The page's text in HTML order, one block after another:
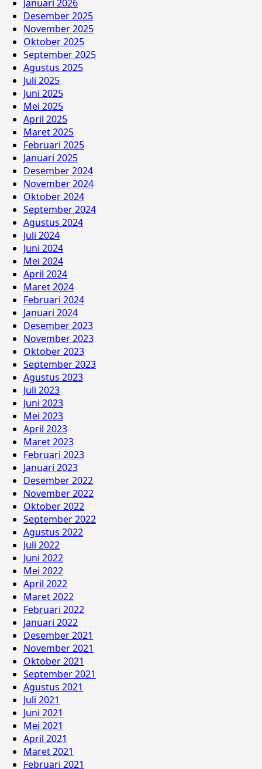
Januari 2026
Desember 2025
November 2025
Oktober 2025
September 2025
Agustus 2025
Juli 2025
Juni 2025
Mei 2025
April 2025
Maret 2025
Februari 2025
Januari 2025
Desember 2024
November 2024
Oktober 2024
September 2024
Agustus 2024
Juli 2024
Juni 2024
Mei 2024
April 2024
Maret 2024
Februari 2024
Januari 2024
Desember 2023
November 2023
Oktober 2023
September 2023
Agustus 2023
Juli 2023
Juni 2023
Mei 2023
April 2023
Maret 2023
Februari 2023
Januari 2023
Desember 2022
November 2022
Oktober 2022
September 2022
Agustus 2022
Juli 2022
Juni 2022
Mei 2022
April 2022
Maret 2022
Februari 2022
Januari 2022
Desember 2021
November 2021
Oktober 2021
September 2021
Agustus 2021
Juli 2021
Juni 2021
Mei 2021
April 2021
Maret 2021
Februari 2021